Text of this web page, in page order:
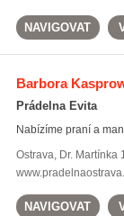
NAVIGOVAT
Barbora
Prádelna Evita
Nabízíme praní a
Ostrava, Dr. Martínka
NAVIGOVAT